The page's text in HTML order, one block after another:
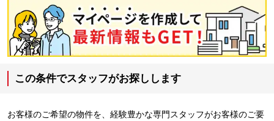
この条件でスタッフがお探しします
お客様のご希望の物件を、経験豊かな専門スタッフがお客様のご要